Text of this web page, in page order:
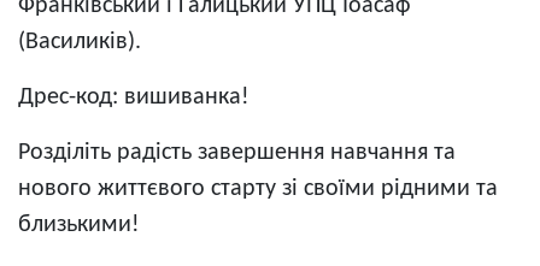
Франківський і Галицький УПЦ Іоасаф
(Василиків).
Дрес-код: вишиванка!
Розділіть радість завершення навчання та
нового життєвого старту зі своїми рідними та
близькими!